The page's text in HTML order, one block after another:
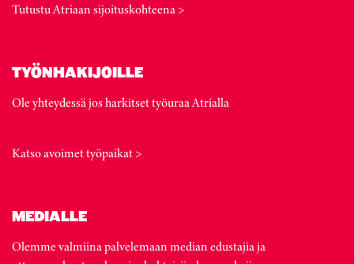
Tutustu Atriaan sijoituskohteena >
TYÖNHAKIJOILLE
Ole yhteydessä jos harkitset työuraa Atrialla
Katso avoimet työpaikat >
MEDIALLE
Olemme valmiina palvelemaan median edustajia ja